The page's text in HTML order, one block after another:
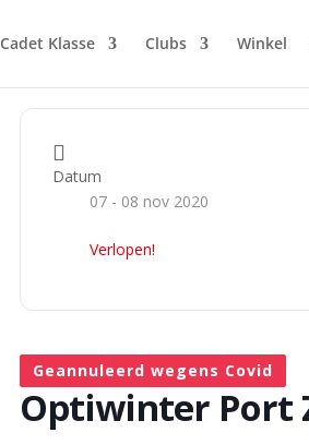
Cadet Klasse Clubs Winkel
Datum
07 - 08 nov 2020
Verlopen!
Geannuleerd wegens Covid
Optiwinter Port